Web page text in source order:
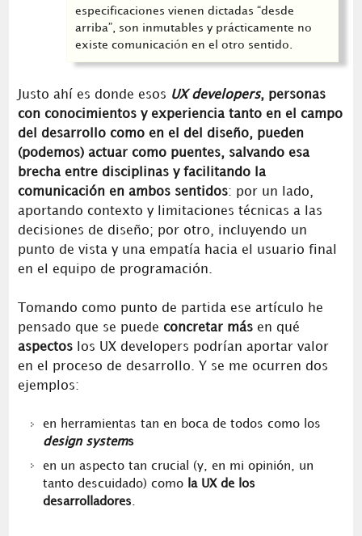
especificaciones vienen dictadas “desde
arriba”, son inmutables y prácticamente no
existe comunicación en el otro sentido.
Justo ahí es donde esos UX developers, personas
con conocimientos y experiencia tanto en el campo
del desarrollo como en el del diseño, pueden
(podemos) actuar como puentes, salvando esa
brecha entre disciplinas y facilitando la
comunicación en ambos sentidos: por un lado,
aportando contexto y limitaciones técnicas a las
decisiones de diseño; por otro, incluyendo un
punto de vista y una empatía hacia el usuario final
en el equipo de programación.
Tomando como punto de partida ese artículo he
pensado que se puede concretar másen qué
aspectos
los UX developers podrían aportar valor
en el proceso de desarrollo. Y se me ocurren dos
ejemplos:
en herramientas tan en boca de todos como los
design systems
en un aspecto tan crucial (y, en mi opinión, un
tanto descuidado) como
la UX de los
desarrolladores